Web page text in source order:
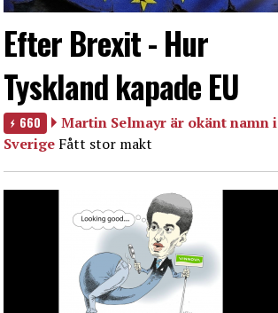
Efter Brexit - Hur
Tyskland kapade EU
660
Martin Selmayr är okänt namn i
Sverige Fått stor makt